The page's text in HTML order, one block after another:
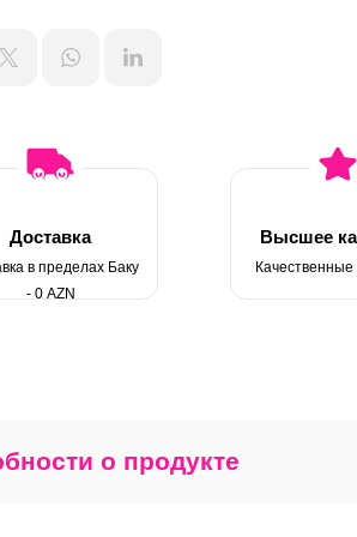
Доставка
в пределах Баку
- 0 AZN
Высшее
о продукте